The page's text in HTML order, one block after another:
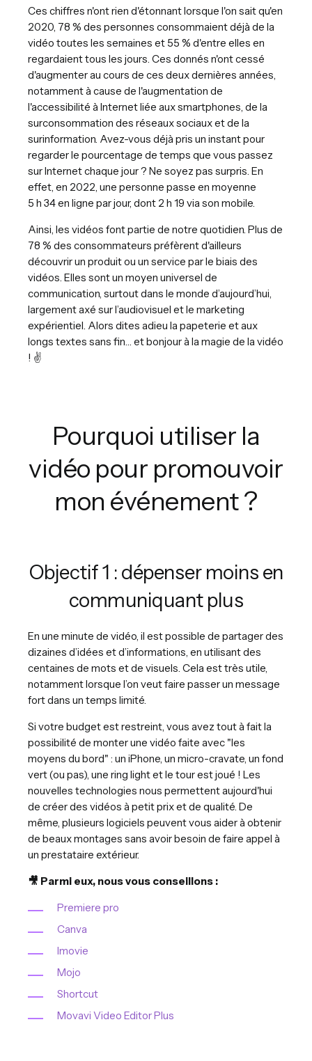
Ces chiffres n'ont rien d'étonnant lorsque l'on sait qu'en
2020, 78 % des personnes consommaient déjà de la
vidéo toutes les semaines et 55 % d'entre elles en
regardaient tous les jours. Ces donnés n'ont cessé
d'augmenter au cours de ces deux dernières années,
notamment à cause de l'augmentation de
l'accessibilité à Internet liée aux smartphones, de la
surconsommation des réseaux sociaux et de la
surinformation. Avez-vous déjà pris un instant pour
regarder le pourcentage de temps que vous passez
sur Internet chaque jour ? Ne soyez pas surpris. En
effet, en 2022, une personne passe en moyenne
5 h 34 en ligne par jour, dont 2 h 19 via son mobile.
Ainsi, les vidéos font partie de notre quotidien. Plus de
78 % des consommateurs préfèrent d'ailleurs
découvrir un produit ou un service par le biais des
vidéos. Elles sont un moyen universel de
communication, surtout dans le monde d’aujourd’hui,
largement axé sur l’audiovisuel et le marketing
expérientiel. Alors dites adieu la papeterie et aux
longs textes sans fin… et bonjour à la magie de la vidéo
! ✌️
Pourquoi utiliser la
vidéo pour promouvoir
mon événement ?
Objectif 1 : dépenser moins en
communiquant plus
En une minute de vidéo, il est possible de partager des
dizaines d’idées et d’informations, en utilisant des
centaines de mots et de visuels. Cela est très utile,
notamment lorsque l’on veut faire passer un message
fort dans un temps limité.
Si votre budget est restreint, vous avez tout à fait la
possibilité de monter une vidéo faite avec "les
moyens du bord" : un iPhone, un micro-cravate, un fond
vert (ou pas), une ring light et le tour est joué ! Les
nouvelles technologies nous permettent aujourd'hui
de créer des vidéos à petit prix et de qualité. De
même, plusieurs logiciels peuvent vous aider à obtenir
de beaux montages sans avoir besoin de faire appel à
un prestataire extérieur.
🎥 Parmi eux, nous vous conseillons :
Premiere pro
Canva
Imovie
Mojo
Shortcut
Movavi Video Editor Plus